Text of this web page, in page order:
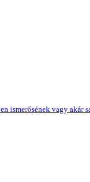
ismerősének vagy akár